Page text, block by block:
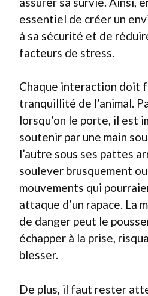
essentiel de créer un
à sa sécurité et de
facteurs de stress.
Chaque interaction doit
tranquillité de l’animal.
lorsqu’on le porte, il est
soutenir par une main
l’autre sous ses pattes
soulever brusquement
mouvements qui
attaque d’un rapace. La
de danger peut le
échapper à la prise,
blesser.
De plus, il faut rester